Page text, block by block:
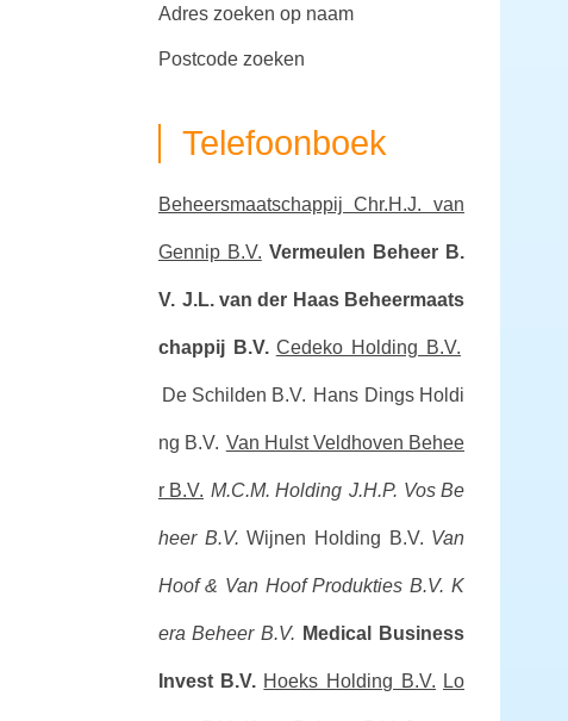
adres zoeken op naam
postcode zoeken
Telefoonboek
Beheersmaatschappij Chr.H.J. van
Gennip B.V. Vermeulen Beheer B.
V. J.L. van der Haas Beheermaats
chappij B.V. Cedeko Holding B.V.
De Schilden B.V. Hans Dings Holdi
ng B.V. Van Hulst Veldhoven Behee
r B.V. M.C.M. Holding J.H.P. Vos Be
heer B.V. Wijnen Holding B.V. Van
Hoof & Van Hoof Produkties B.V. K
era Beheer B.V. Medical Business
Invest B.V. Hoeks Holding B.V. Lo